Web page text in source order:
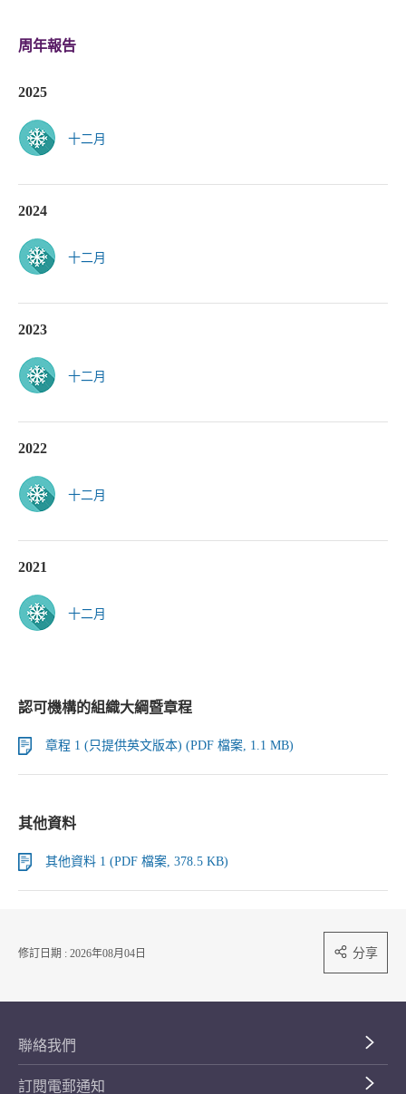
周年報告
2025
十二月
2024
十二月
2023
十二月
2022
十二月
2021
十二月
認可機構的組織大綱暨章程
章程 1 (只提供英文版本) (PDF 檔案, 1.1 MB)
其他資料
其他資料 1 (PDF 檔案, 378.5 KB)
修訂日期 : 2026年08月04日 分享
聯絡我們
訂閱電郵通知